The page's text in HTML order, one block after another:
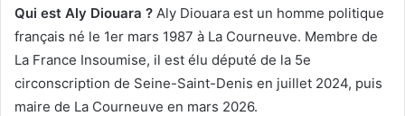
Qui est Aly Diouara ? Aly Diouara est un homme politique
français né le 1er mars 1987 à La Courneuve. Membre de
La France Insoumise, il est élu député de la 5e
circonscription de Seine-Saint-Denis en juillet 2024, puis
maire de La Courneuve en mars 2026.